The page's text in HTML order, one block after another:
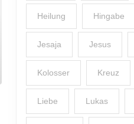
Heilung Hingabe
Jesaja Jesus
Kolosser Kreuz
Liebe Lukas